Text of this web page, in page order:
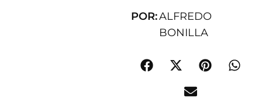
POR:ALFREDO
BONILLA